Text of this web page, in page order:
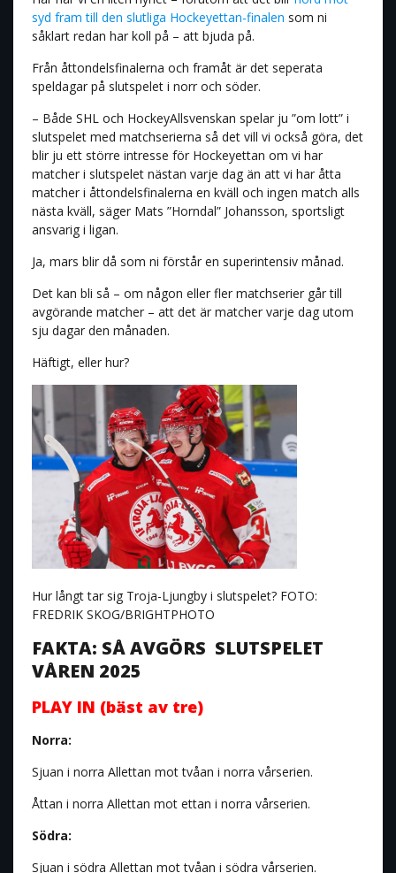
syd fram till den slutliga Hockeyettan-finalen som ni
såklart redan har koll på – att bjuda på.
Från åttondelsfinalerna och framåt är det seperata
speldagar på slutspelet i norr och söder.
– Både SHL och HockeyAllsvenskan spelar ju ”om lott” i
slutspelet med matchserierna så det vill vi också göra, det
blir ju ett större intresse för Hockeyettan om vi har
matcher i slutspelet nästan varje dag än att vi har åtta
matcher i åttondelsfinalerna en kväll och ingen match alls
nästa kväll, säger Mats ”Horndal” Johansson, sportsligt
ansvarig i ligan.
Ja, mars blir då som ni förstår en superintensiv månad.
Det kan bli så – om någon eller fler matchserier går till
avgörande matcher – att det är matcher varje dag utom
sju dagar den månaden.
Häftigt, eller hur?
Hur långt tar sig Troja-Ljungby i slutspelet? FOTO:
FREDRIK SKOG/BRIGHTPHOTO
FAKTA: SÅ AVGÖRS SLUTSPELET
VÅREN 2025
PLAY IN (bäst av tre)
Norra:
Sjuan i norra Allettan mot tvåan i norra vårserien.
Åttan i norra Allettan mot ettan i norra vårserien.
Södra:
Sjuan i södra Allettan mot tvåan i södra vårserien.